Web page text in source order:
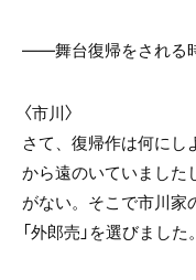
――舞台復帰をされる
〈市川〉
さて、復帰作は何に
から遠のいていました
がない。そこで市川家
「外郎売」を選びました。